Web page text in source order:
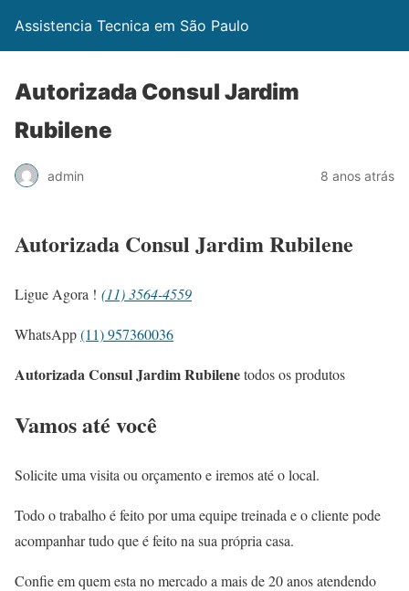
Assistencia Tecnica em São Paulo
Autorizada Consul Jardim
Rubilene
admin 8 anos atrás
Autorizada Consul Jardim Rubilene
Ligue Agora ! (11) 3564-4559
WhatsApp(11) 957360036
Autorizada Consul Jardim Rubilenetodos os produtos
Vamos até você
Solicite uma visita ou orçamento e iremos até o local.
Todo o trabalho é feito por uma equipe treinada e o cliente pode
acompanhar tudo que é feito na sua própria casa.
Confie em quem esta no mercado a mais de 20 anos atendendo